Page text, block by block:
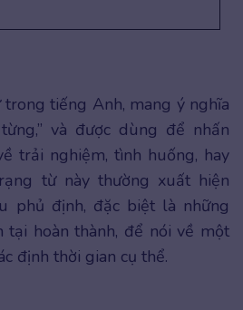
tiếng Anh, mang ý nghĩa
và được dùng để nhấn
trải nghiệm, tình huống, hay
từ này thường xuất hiện
phủ định, đặc biệt là những
tại hoàn thành, để nói về một
định thời gian cụ thể.